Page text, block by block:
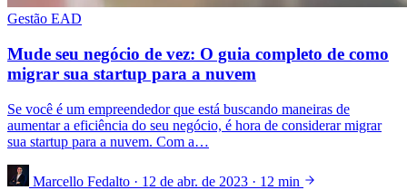
Gestão EAD
Mude seu negócio de vez: O guia completo de como
migrar sua startup para a nuvem
Se você é um empreendedor que está buscando maneiras de
aumentar a eficiência do seu negócio, é hora de considerar migrar
sua startup para a nuvem. Com a…
Marcello Fedalto · 12 de abr. de 2023 · 12 min